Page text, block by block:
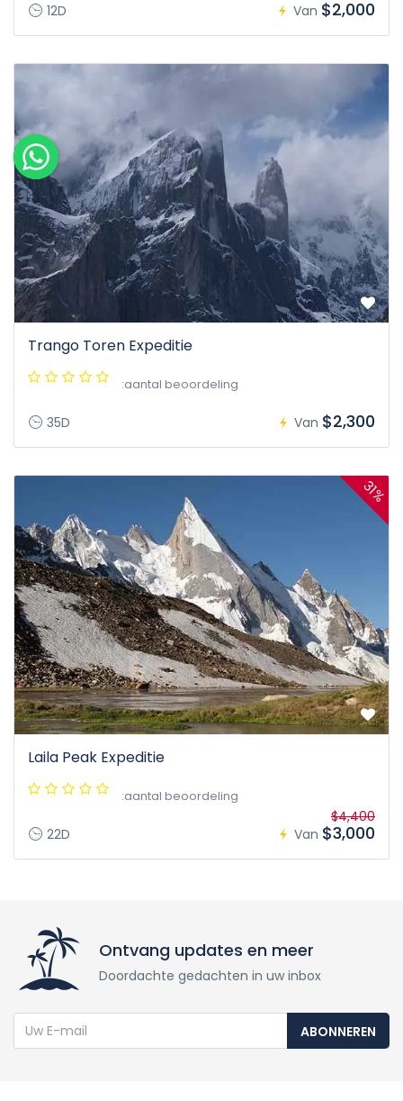
12D Van $2,000
Trango Toren Expeditie
:aantal beoordeling
35D Van $2,300
31%
Laila Peak Expeditie
:aantal beoordeling
22D Van
$4,400
$3,000
Ontvang updates en meer
Doordachte gedachten in uw inbox
ABONNEREN